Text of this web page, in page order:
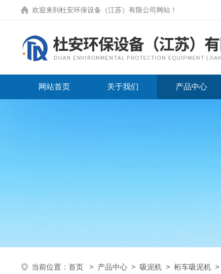
欢迎来到 杜安环保设备（江苏）有限公司网站 ！
网站首页 关于我们 产品中心
当前位置： 首页 > 产品中心 > 吸泥机 > 桁车吸泥机 >